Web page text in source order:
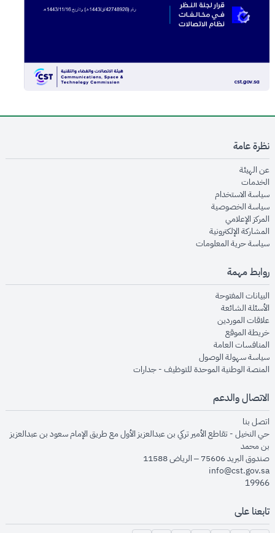
نظرة عامة
عن الهيئةopens in new window
الخدماتopens in new window
سياسة الاستخدام
سياسة الخصوصيةopens in new window
المركز الإعلاميopens in new window
المشاركة الإلكترونيةopens in new window
سياسة حرية المعلوماتopens in new window
روابط مهمة
البيانات المفتوحةopens in new window
الأسئلة الشائعةopens in new window
علاقات الموردينopens in new window
خريطة الموقعopens in new window
المنافسات العامةopens in new window
سياسة سهولة الوصولopens in new window
المنصة الوطنية الموحدة للتوظيف - جداراتopens in new window
الاتصال والدعم
اتصل بنا
حي النخيل - تقاطع الأمير تركي بن عبدالعزيز الأول مع طريق الإمام سعود بن عبدالعزيز
بن محمد
صندوق البريد 75606 – الرياض 11588
info@cst.gov.sa
19966
تابعنا على